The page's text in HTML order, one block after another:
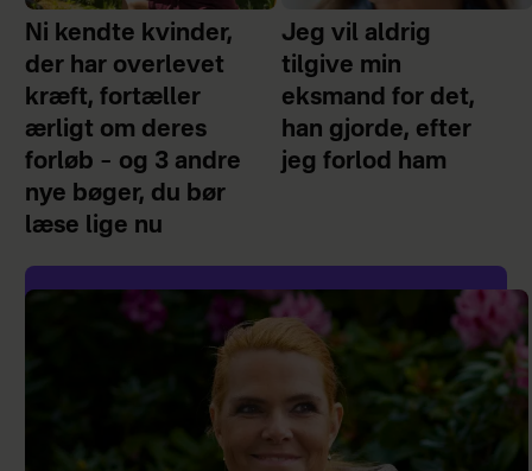
Ni kendte kvinder,
der har overlevet
kræft, fortæller
ærligt om deres
forløb – og 3 andre
nye bøger, du bør
læse lige nu
Jeg vil aldrig
tilgive min
eksmand for det,
han gjorde, efter
jeg forlod ham